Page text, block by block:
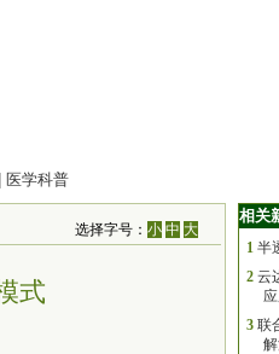
医学科普
选择字号：小 中 大
式
相关
1 半
2 云
3 联